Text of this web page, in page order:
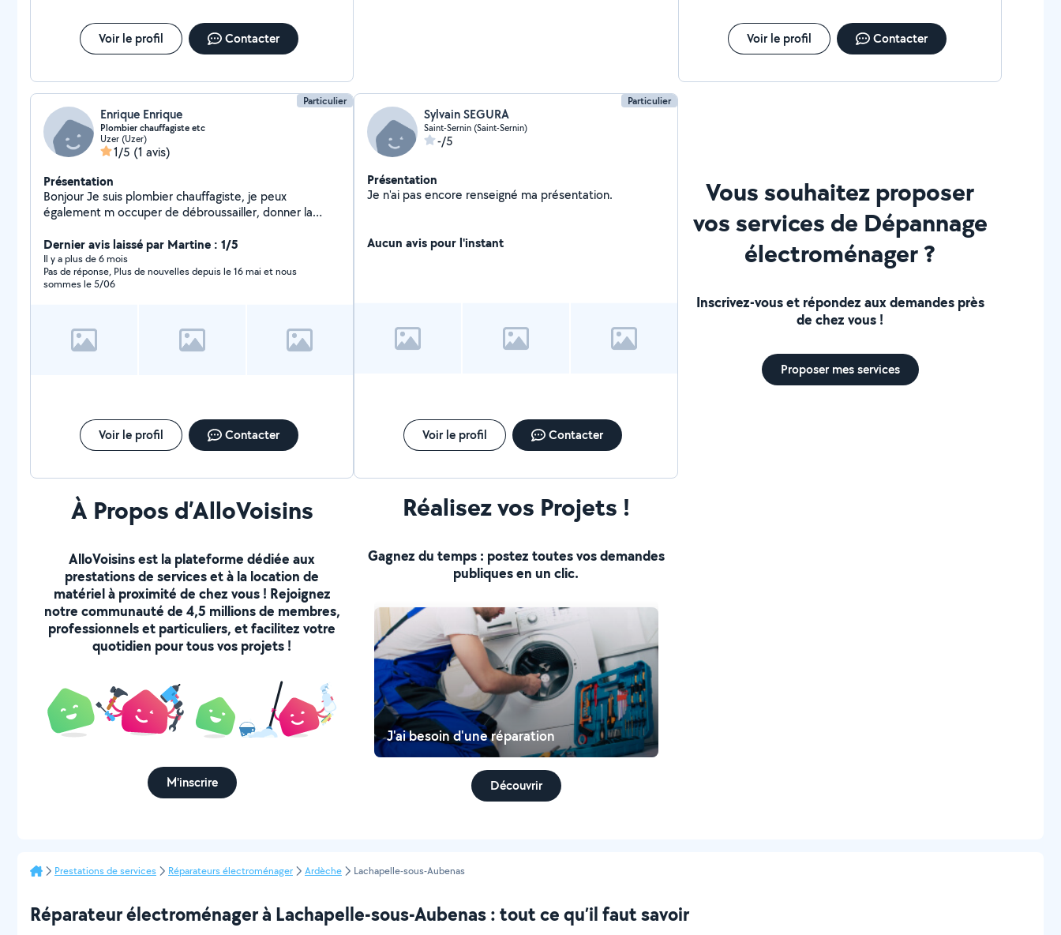
Voir le profil Contacter Voir le profil Contacter
Particulier
Enrique Enrique
Plombier chauffagiste etc
Uzer (Uzer)
1/5 (1 avis)
Présentation
Bonjour Je suis plombier chauffagiste, je peux
également m occuper de débroussailler, donner la
Dernier avis laissé par Martine : 1/5
Il y a plus de 6 mois
Pas de réponse, Plus de nouvelles depuis le 16 mai et nous
sommes le 5/06
Voir le profil Contacter
Particulier
Sylvain SEGURA
Saint-Sernin (Saint-Sernin)
-/5
Présentation
Je n'ai pas encore renseigné ma présentation.
Aucun avis pour l'instant
Voir le profil Contacter
Vous souhaitez proposer
vos services de Dépannage
électroménager ?
Inscrivez-vous et répondez aux demandes près
de chez vous !
Proposer mes services
À Propos d’AlloVoisins
AlloVoisins est la plateforme dédiée aux
prestations de services et à la location de
matériel à proximité de chez vous ! Rejoignez
notre communauté de 4,5 millions de membres,
professionnels et particuliers, et facilitez votre
quotidien pour tous vos projets !
M'inscrire
Réalisez vos Projets !
Gagnez du temps : postez toutes vos demandes
publiques en un clic.
J'ai besoin d'une réparation
Découvrir
Prestations de services Réparateurs électroménager Ardèche Lachapelle-sous-Aubenas
Réparateur électroménager à Lachapelle-sous-Aubenas : tout ce qu’il faut savoir